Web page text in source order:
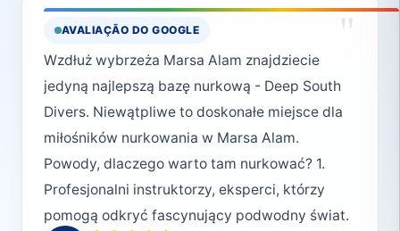
AVALIAÇÃO DO GOOGLE "
Wzdłuż wybrzeża Marsa Alam znajdziecie
jedyną najlepszą bazę nurkową - Deep South
Divers. Niewątpliwe to doskonałe miejsce dla
miłośników nurkowania w Marsa Alam.
Powody, dlaczego warto tam nurkować? 1.
Profesjonalni instruktorzy, eksperci, którzy
pomogą odkryć fascynujący podwodny świat.